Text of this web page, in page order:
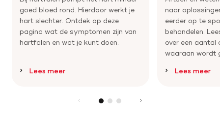
goed bloed rond. Hierdoor werkt je
hart slechter. Ontdek op deze
pagina wat de symptomen zijn van
hartfalen en wat je kunt doen.
Lees meer
naar
eerder op te
behandelen.
over een aantal
waaraan wordt
Lees meer